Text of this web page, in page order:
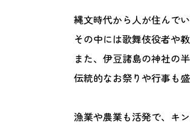
縄文時代から人が住んで
その中には歌舞伎役者や
また、伊豆諸島の神社の
伝統的なお祭りや行事も
漁業や農業も活発で、キ